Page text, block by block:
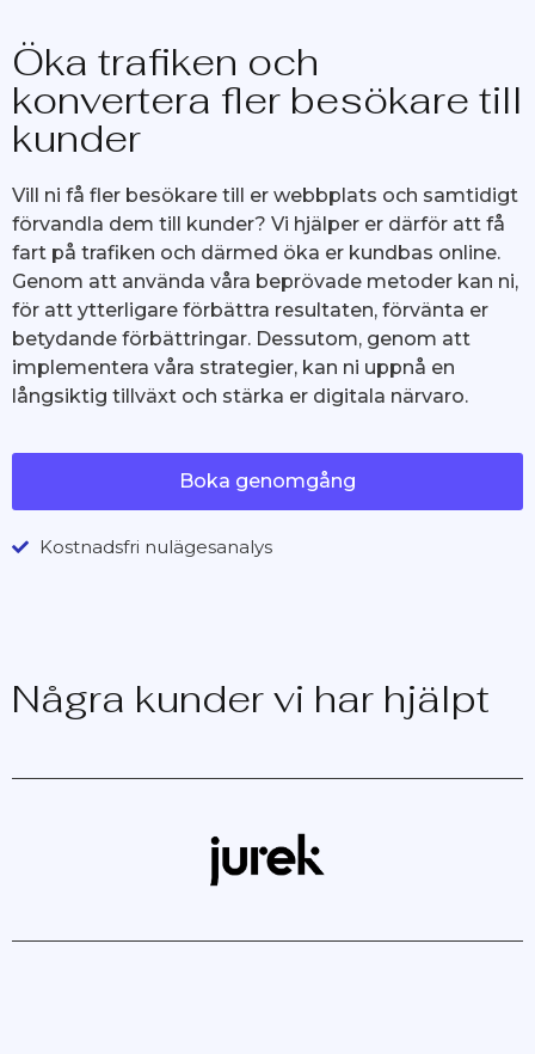
Öka trafiken och
konvertera fler besökare till
kunder
Vill ni få fler besökare till er webbplats och samtidigt
förvandla dem till kunder? Vi hjälper er därför att få
fart på trafiken och därmed öka er kundbas online.
Genom att använda våra beprövade metoder kan ni,
för att ytterligare förbättra resultaten, förvänta er
betydande förbättringar. Dessutom, genom att
implementera våra strategier, kan ni uppnå en
långsiktig tillväxt och stärka er digitala närvaro.
Boka genomgång
Kostnadsfri nulägesanalys
Några kunder vi har hjälpt